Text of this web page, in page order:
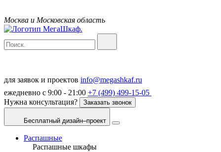
Москва и Московская область
для заявок и проектов info@megashkaf.ru
ежедневно с 9:00 - 21:00 +7 (499) 499-15-05
Нужна консультация?
Заказать звонок
Бесплатный дизайн–проект
Распашные
Распашные шкафы